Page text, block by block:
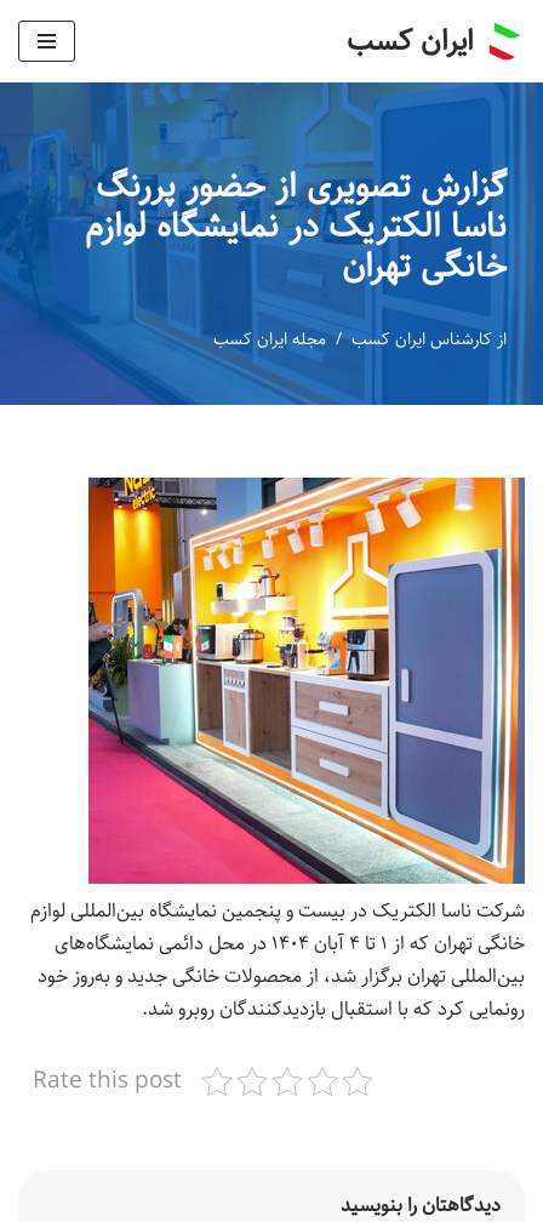
پرش
ایران کسب
گزارش تصویری از حضور پررنگ
ناسا الکتریک در نمایشگاه لوازم
خانگی تهران
از کارشناس ایران کسب مجله ایران کسب
شرکت ناسا الکتریک در بیست و پنجمین نمایشگاه بین‌المللی لوازم
خانگی تهران که از ۱ تا ۴ آبان ۱۴۰۴ در محل دائمی نمایشگاه‌های
بین‌المللی تهران برگزار شد، از محصولات خانگی جدید و به‌روز خود
رونمایی کرد که با استقبال بازدیدکنندگان روبرو شد.
Rate this post
دیدگاهتان را بنویسید